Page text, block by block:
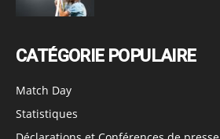
CATÉGORIE POPULAIRE
Match Day
Statistiques